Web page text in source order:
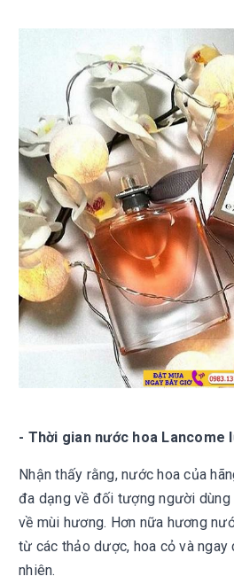
- Thời gian nước hoa Lancome
Nhận thấy rằng, nước hoa của
đa dạng về đối tượng người dùng
về mùi hương. Hơn nữa hương
từ các thảo dược, hoa cỏ và
nhiên.